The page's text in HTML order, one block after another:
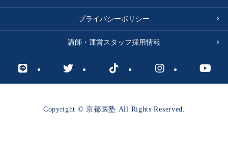
プライバシーポリシー
講師・運営スタッフ採用情報
Copyright © 京都医塾 All Rights Reserved.